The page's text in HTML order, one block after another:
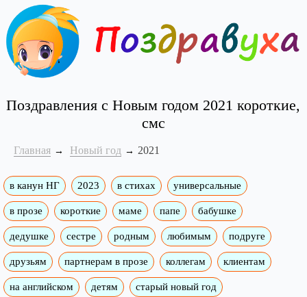
Поздравления с Новым годом 2021 короткие,
смс
Главная Новый год 2021
в канун НГ 2023 в стихах универсальные
в прозе короткие маме папе бабушке
дедушке сестре родным любимым подруге
друзьям партнерам в прозе коллегам клиентам
на английском детям старый новый год